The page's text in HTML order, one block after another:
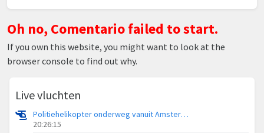
Oh no, Comentario failed to start.
If you own this website, you might want to look at the
browser console to find out why.
Live vluchten
Politiehelikopter onderweg vanuit Amsterdam Vliegveld Schiphol
20:26:15